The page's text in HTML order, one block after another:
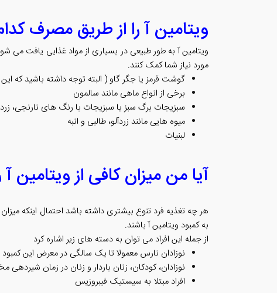
ویتامین آ را از طریق مصرف
ویتامین آ به طور طبیعی در بسیاری از مواد غذایی یافت می
مورد نیاز شما کمک کنند.
گوشت قرمز یا جگر گاو ( البته توجه داشته باشید که
برخی از انواع ماهی مانند سالمون
سبزیجات برگ سبز یا سبزیجات با رنگ های نارنجی،
میوه هایی مانند زردآلو، طالبی و انبه
لبنیات
آیا من میزان کافی از ویتامین
هر چه تغذیه فرد تنوع بیشتری داشته باشد احتمال اینکه
به کمبود ویتامین آ باشند.
از جمله این افراد می توان به دسته های زیر اشاره کرد
نوزادان نارس معمولا تا یک سالگی در معرض این
نوزادان، کودکان، زنان باردار و زنان در زمان
افراد مبتلا به سیستیک فیبروزیس